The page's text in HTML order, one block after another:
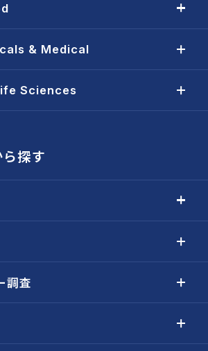
& Medical
Sciences
探す
調査